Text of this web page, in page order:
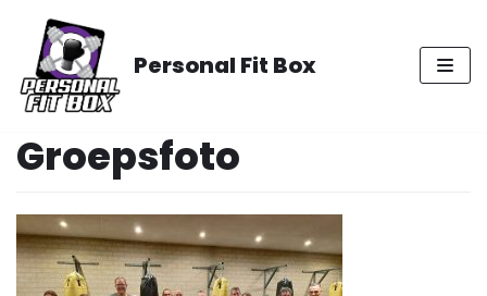
Meteen
naar
de
inhoud
Personal Fit Box
Groepsfoto